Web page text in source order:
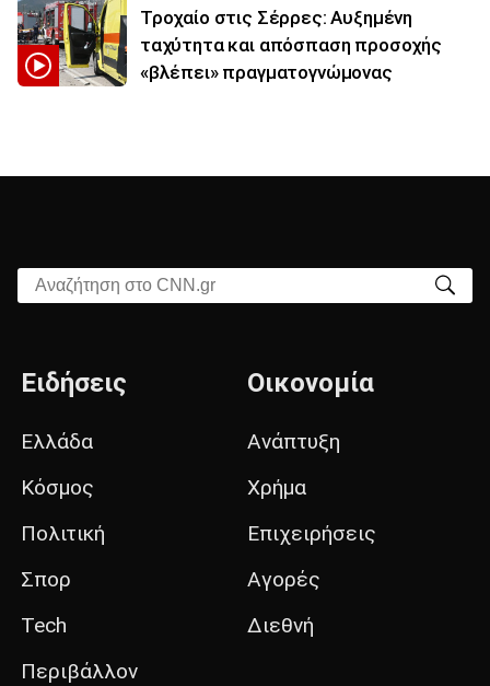
Τροχαίο στις Σέρρες: Αυξημένη
ταχύτητα και απόσπαση προσοχής
«βλέπει» πραγματογνώμονας
Αναζήτηση στο CNN.gr
Ειδήσεις
Ελλάδα
Κόσμος
Πολιτική
Σπορ
Tech
Περιβάλλον
Οικονομία
Ανάπτυξη
Χρήμα
Επιχειρήσεις
Αγορές
Διεθνή